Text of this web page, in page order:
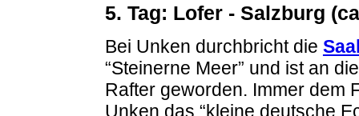
5. Tag: Lofer - Salzburg
Bei Unken durchbricht die
“Steinerne Meer” und ist an
Rafter geworden. Immer dem
Unken das “kleine deutsche